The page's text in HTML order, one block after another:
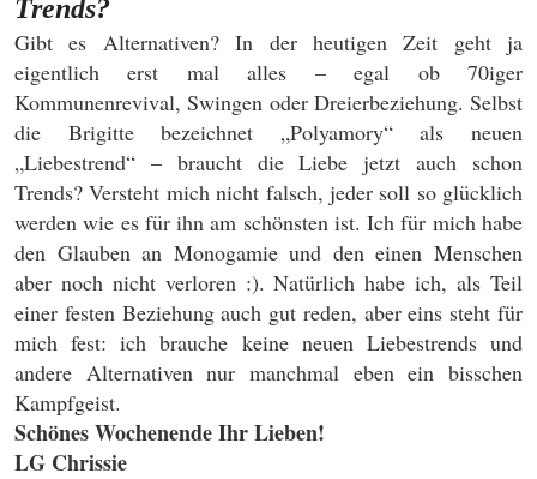
Trends?
Gibt es Alternativen? In der heutigen Zeit geht ja
eigentlich erst mal alles – egal ob 70iger
Kommunenrevival, Swingen oder Dreierbeziehung. Selbst
die Brigitte bezeichnet „Polyamory“ als neuen
„Liebestrend“ – braucht die Liebe jetzt auch schon
Trends? Versteht mich nicht falsch, jeder soll so glücklich
werden wie es für ihn am schönsten ist. Ich für mich habe
den Glauben an Monogamie und den einen Menschen
aber noch nicht verloren :). Natürlich habe ich, als Teil
einer festen Beziehung auch gut reden, aber eins steht für
mich fest: ich brauche keine neuen Liebestrends und
andere Alternativen nur manchmal eben ein bisschen
Kampfgeist.
Schönes Wochenende Ihr Lieben!
LG Chrissie